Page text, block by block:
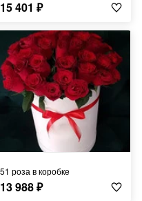
15 401 ₽
51 роза в коробке
13 988₽